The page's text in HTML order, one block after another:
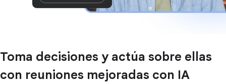
Toma decisiones y actúa sobre ellas
con reuniones mejoradas con IA